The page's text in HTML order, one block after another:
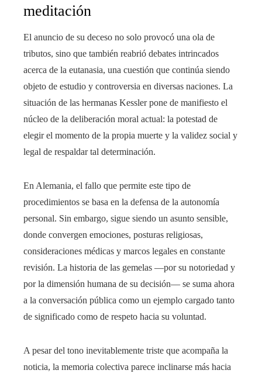
meditación
El anuncio de su deceso no solo provocó una ola de
tributos, sino que también reabrió debates intrincados
acerca de la eutanasia, una cuestión que continúa siendo
objeto de estudio y controversia en diversas naciones. La
situación de las hermanas Kessler pone de manifiesto el
núcleo de la deliberación moral actual: la potestad de
elegir el momento de la propia muerte y la validez social y
legal de respaldar tal determinación.
En Alemania, el fallo que permite este tipo de
procedimientos se basa en la defensa de la autonomía
personal. Sin embargo, sigue siendo un asunto sensible,
donde convergen emociones, posturas religiosas,
consideraciones médicas y marcos legales en constante
revisión. La historia de las gemelas —por su notoriedad y
por la dimensión humana de su decisión— se suma ahora
a la conversación pública como un ejemplo cargado tanto
de significado como de respeto hacia su voluntad.
A pesar del tono inevitablemente triste que acompaña la
noticia, la memoria colectiva parece inclinarse más hacia